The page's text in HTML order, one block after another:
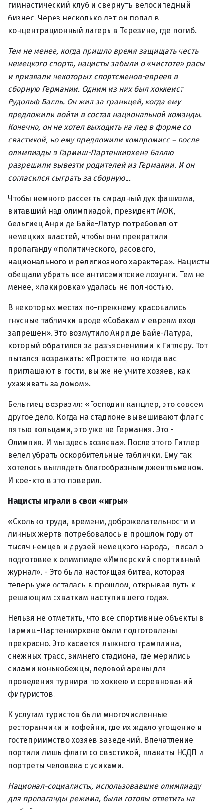
гимнастический клуб и свернуть велосипедный
бизнес. Через несколько лет он попал в
концентрационный лагерь в Терезине, где погиб.
Тем не менее, когда пришло время защищать честь
немецкого спорта, нацисты забыли о «чистоте» расы
и призвали некоторых спортсменов-евреев в
сборную Германии. Одним из них был хоккеист
Рудольф Балль. Он жил за границей, когда ему
предложили войти в состав национальной команды.
Конечно, он не хотел выходить на лед в форме со
свастикой, но ему предложили компромисс – после
олимпиады в Гармиш-Партенкирхене Баллю
разрешили вывезти родителей из Германии. И он
согласился сыграть за сборную…
Чтобы немного рассеять смрадный дух фашизма,
витавший над олимпиадой, президент МОК,
бельгиец Анри де Байе-Латур потребовал от
немецких властей, чтобы они прекратили
пропаганду «политического, расового,
национального и религиозного характера». Нацисты
обещали убрать все антисемитские лозунги. Тем не
менее, «лакировка» удалась не полностью.
В некоторых местах по-прежнему красовались
гнусные таблички вроде «Собакам и евреям вход
запрещен». Это возмутило Анри де Байе-Латура,
который обратился за разъяснениями к Гитлеру. Тот
пытался возражать: «Простите, но когда вас
приглашают в гости, вы же не учите хозяев, как
ухаживать за домом».
Бельгиец возразил: «Господин канцлер, это совсем
другое дело. Когда на стадионе вывешивают флаг с
пятью кольцами, это уже не Германия. Это -
Олимпия. И мы здесь хозяева». После этого Гитлер
велел убрать оскорбительные таблички. Ему так
хотелось выглядеть благообразным джентльменом.
И кое-кто в это поверил.
Нацисты играли в свои «игры»
«Сколько труда, времени, доброжелательности и
личных жертв потребовалось в прошлом году от
тысяч немцев и друзей немецкого народа, -писал о
подготовке к олимпиаде «Имперский спортивный
журнал». - Это была настоящая битва, которая
теперь уже осталась в прошлом, открывая путь к
решающим схваткам наступившего года».
Нельзя не отметить, что все спортивные объекты в
Гармиш-Партенкирхене были подготовлены
прекрасно. Это касается лыжного трамплина,
снежных трасс, зимнего стадиона, где мерились
силами конькобежцы, ледовой арены для
проведения турнира по хоккею и соревнований
фигуристов.
К услугам туристов были многочисленные
ресторанчики и кофейни, где их ждало угощение и
гостеприимство хозяев заведений. Впечатление
портили лишь флаги со свастикой, плакаты НСДП и
портреты человека с усиками.
Национал-социалисты, использовавшие олимпиаду
для пропаганды режима, были готовы ответить на